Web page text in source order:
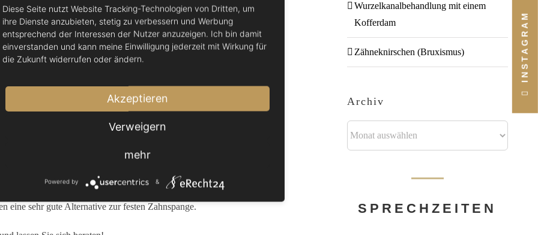
Jugendlichen beheben.
profitieren.
eine sehr gute Alternative zur festen Zahnspange.
Wurzelkanalbehandlung mit einem
Kofferdam
Zähneknirschen (Bruxismus)
Archiv
SPRECH­ZEITEN
INSTAGRAM
Diese Seite nutzt Website Tracking-Technologien von Dritten, um
ihre Dienste anzubieten, stetig zu verbessern und Werbung
entsprechend der Interessen der Nutzer anzuzeigen. Ich bin damit
einverstanden und kann meine Einwilligung jederzeit mit Wirkung für
die Zukunft widerrufen oder ändern.
Akzeptieren
Verweigern
mehr
Powered by &